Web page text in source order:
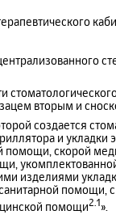
вторым и
создается
и
помощи, скорой
изделиями
помощи2.1 ».